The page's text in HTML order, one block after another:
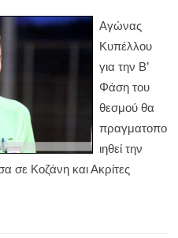
Αγώνας
Κυπέλλου
για την Β’
Φάση του
θεσμού θα
πραγματοπο
ιηθεί την
σε Κοζάνη και Ακρίτες